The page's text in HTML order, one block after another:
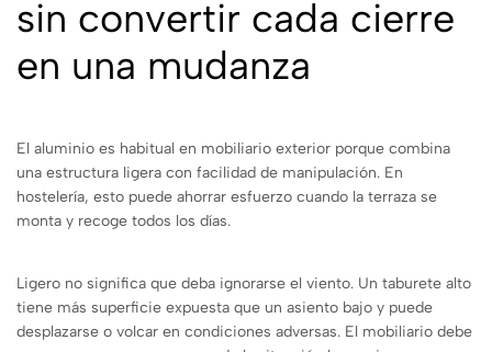
sin convertir cada cierre
en una mudanza
El aluminio es habitual en mobiliario exterior porque combina
una estructura ligera con facilidad de manipulación. En
hostelería, esto puede ahorrar esfuerzo cuando la terraza se
monta y recoge todos los días.
Ligero no significa que deba ignorarse el viento. Un taburete alto
tiene más superficie expuesta que un asiento bajo y puede
desplazarse o volcar en condiciones adversas. El mobiliario debe